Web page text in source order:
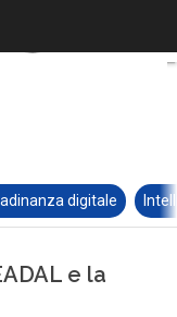
digitale
e la